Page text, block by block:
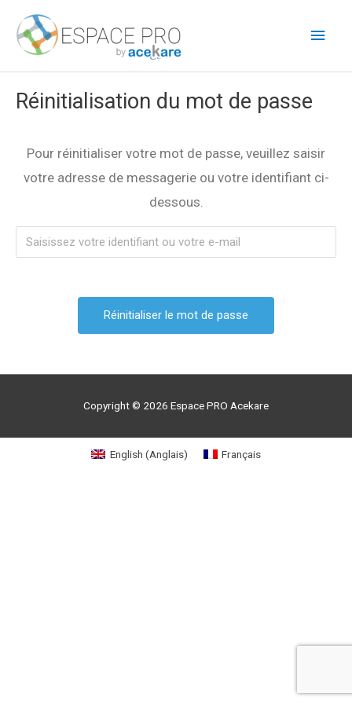
contenu
Réinitialisation du mot de passe
Pour réinitialiser votre mot de passe, veuillez saisir
votre adresse de messagerie ou votre identifiant ci-
dessous.
Copyright © 2026 Espace PRO Acekare
English (Anglais) Français